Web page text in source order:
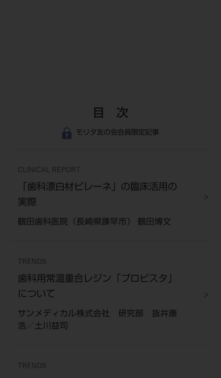
目 次
モリタ友の会会員限定記事
CLINICAL REPORT
「歯科漂白材ピレーネ」の臨床活用の
実際
鶴田歯科医院（長崎県諌早市） 鶴田博文
TRENDS
歯科用常温重合レジン「プロビスタ」
について
サンメディカル株式会社 研究部 抜井康
浩／土川益司
TRENDS